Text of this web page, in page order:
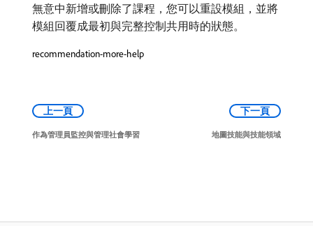
無意中新增或刪除了課程，您可以重設模組，並將
模組回覆成最初與完整控制共用時的狀態。
recommendation-more-help
上一頁
作為管理員監控與管理社會學習
下一頁
地圖技能與技能領域